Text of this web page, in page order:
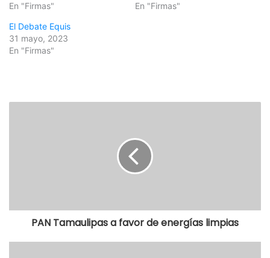
En "Firmas"
En "Firmas"
El Debate Equis
31 mayo, 2023
En "Firmas"
PAN Tamaulipas a favor de energías limpias